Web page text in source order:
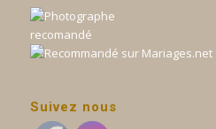
Suivez nous